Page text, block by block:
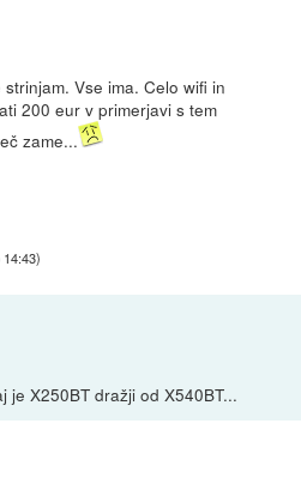
Vse ima. Celo wifi in
200 eur v primerjavi s tem
zame...
14:43)
je X250BT dražji od X540BT...